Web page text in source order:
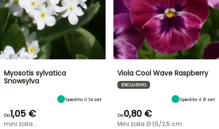
Myosotis sylvatica
Snowsylva
Spedito il 14 set
Da1,05 €
mini zolla...
Viola Cool Wave Raspberry
ESCLUSIVO
Spedito il 8 set
Da0,80 €
Mini zolla Ø 1,5/2,5 cm